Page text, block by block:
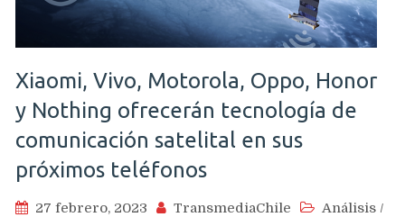
Xiaomi, Vivo, Motorola, Oppo, Honor
y Nothing ofrecerán tecnología de
comunicación satelital en sus
próximos teléfonos
27 febrero, 2023 TransmediaChile Análisis /